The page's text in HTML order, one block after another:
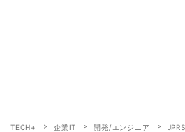
TECH+ 企業IT 開発/エンジニア